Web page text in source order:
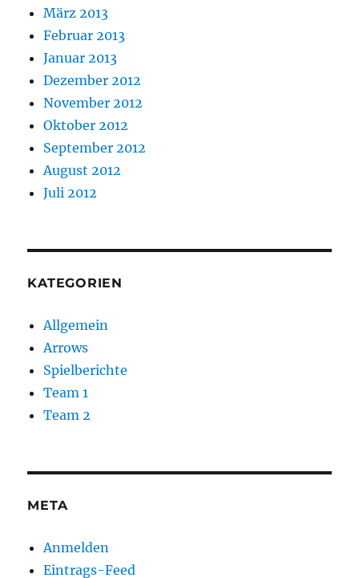
März 2013
Februar 2013
Januar 2013
Dezember 2012
November 2012
Oktober 2012
September 2012
August 2012
Juli 2012
KATEGORIEN
Allgemein
Arrows
Spielberichte
Team 1
Team 2
META
Anmelden
Eintrags-Feed